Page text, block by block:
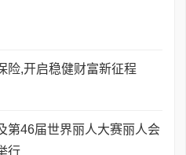
险,开启稳健财富新征程
第46届世界丽人大赛丽人会
行